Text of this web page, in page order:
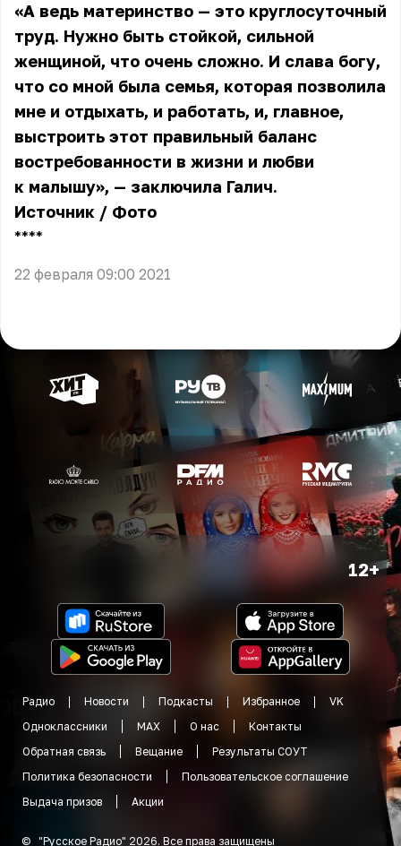
«А ведь материнство — это круглосуточный
труд. Нужно быть стойкой, сильной
женщиной, что очень сложно. И слава богу,
что со мной была семья, которая позволила
мне и отдыхать, и работать, и, главное,
выстроить этот правильный баланс
востребованности в жизни и любви
к малышу», — заключила Галич.
Источник / Фото
** **
22 февраля 09:00 2021
12+
Радио Новости Подкасты Избранное
VK
Одноклассники
MAX О нас
Контакты
Обратная связь
Вещание
Результаты СОУТ
Политика безопасности
Пользовательское соглашение
Выдача призов
Акции
© "Русское Радио" 2026. Все права защищены